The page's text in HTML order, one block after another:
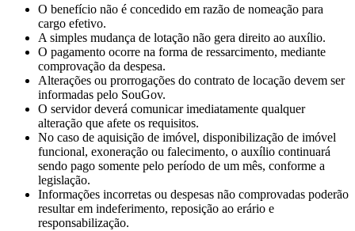
O benefício não é concedido em razão de nomeação para
cargo efetivo.
A simples mudança de lotação não gera direito ao auxílio.
O pagamento ocorre na forma de ressarcimento, mediante
comprovação da despesa.
Alterações ou prorrogações do contrato de locação devem ser
informadas pelo SouGov.
O servidor deverá comunicar imediatamente qualquer
alteração que afete os requisitos.
No caso de aquisição de imóvel, disponibilização de imóvel
funcional, exoneração ou falecimento, o auxílio continuará
sendo pago somente pelo período de um mês, conforme a
legislação.
Informações incorretas ou despesas não comprovadas poderão
resultar em indeferimento, reposição ao erário e
responsabilização.